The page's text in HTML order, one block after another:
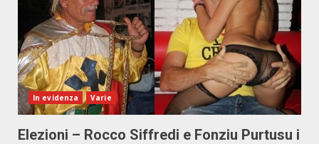
In evidenza Varie
Elezioni – Rocco Siffredi e Fonziu Purtusu i